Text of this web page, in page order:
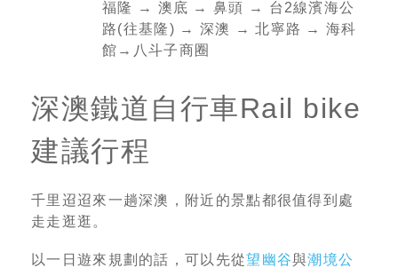
福隆 → 澳底 → 鼻頭 → 台2線濱海公
路(往基隆) → 深澳 → 北寧路 → 海科
館→八斗子商圈
深澳鐵道自行車Rail bike
建議行程
千里迢迢來一趟深澳，附近的景點都很值得到處
走走逛逛。
以一日遊來規劃的話，可以先從望幽谷與潮境公